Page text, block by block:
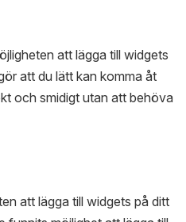
att lägga till widgets
att du lätt kan komma åt
och smidigt utan att behöva
att lägga till widgets på ditt